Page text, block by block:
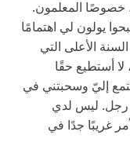
خصوصًا المعلمون.
يولون لي اهتمامًا
الأعلى التي
أستطيع حقًا
إليّ وسحبتني في
رجل. ليس لدي
غريبًا جدًا في